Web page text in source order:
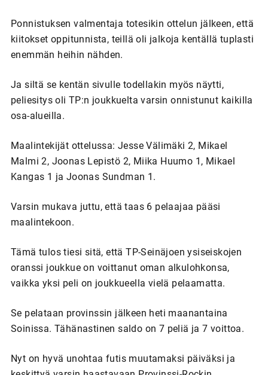
Ponnistuksen valmentaja totesikin ottelun jälkeen, että
kiitokset oppitunnista, teillä oli jalkoja kentällä tuplasti
enemmän heihin nähden.
Ja siltä se kentän sivulle todellakin myös näytti,
peliesitys oli TP:n joukkuelta varsin onnistunut kaikilla
osa-alueilla.
Maalintekijät ottelussa: Jesse Välimäki 2, Mikael
Malmi 2, Joonas Lepistö 2, Miika Huumo 1, Mikael
Kangas 1 ja Joonas Sundman 1.
Varsin mukava juttu, että taas 6 pelaajaa pääsi
maalintekoon.
Tämä tulos tiesi sitä, että TP-Seinäjoen ysiseiskojen
oranssi joukkue on voittanut oman alkulohkonsa,
vaikka yksi peli on joukkueella vielä pelaamatta.
Se pelataan provinssin jälkeen heti maanantaina
Soinissa. Tähänastinen saldo on 7 peliä ja 7 voittoa.
Nyt on hyvä unohtaa futis muutamaksi päiväksi ja